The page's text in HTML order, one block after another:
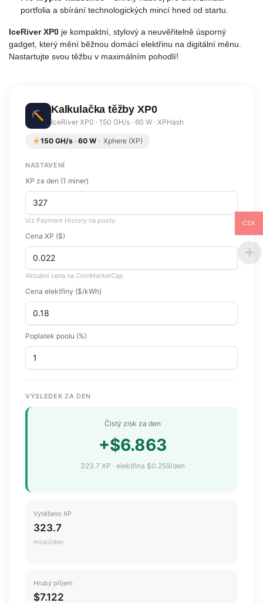
portfolia a sbírání technologických mincí hned od startu.
IceRiver XP0 je kompaktní, stylový a neuvěřitelně úsporný
gadget, který mění běžnou domácí elektřinu na digitální měnu.
Nastartujte svou těžbu v maximálním pohodlí!
Kalkulačka těžby XP0
IceRiver XP0 · 150 GH/s · 60 W · XPHash
150 GH/s· 60 W· Xphere (XP)
NASTAVENÍ
XP za den (1 miner)
Viz Payment History na poolu
Cena XP ($)
Aktuální cena na CoinMarketCap
Cena elektřiny ($/kWh)
Poplatek poolu (%)
VÝSLEDEK ZA DEN
Čistý zisk za den
+$6.863
323.7 XP · elektřina $0.259/den
Vytěženo XP
323.7
mincí/den
Hrubý příjem
$7.122
CZK